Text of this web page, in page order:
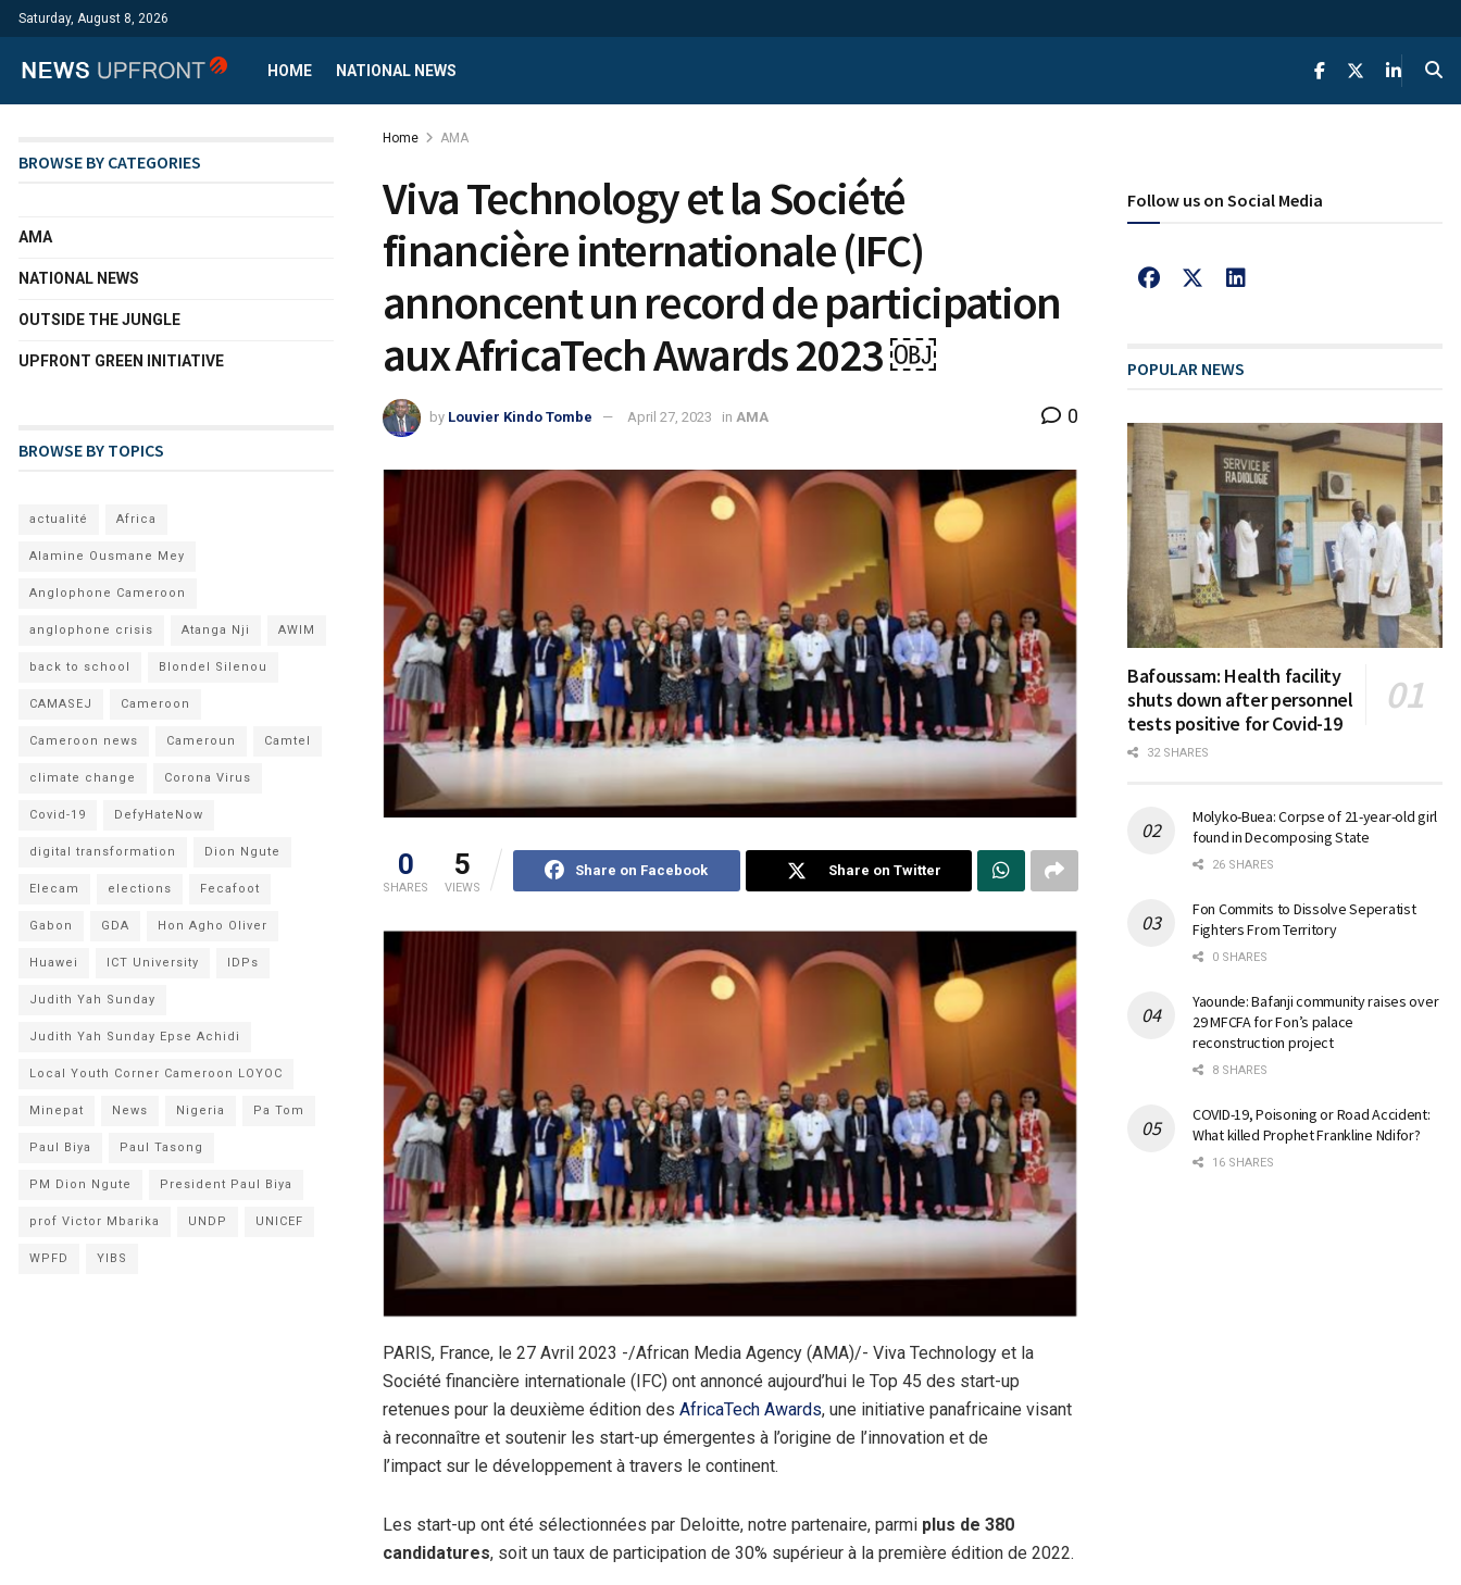
Saturday, August 8, 2026
HOME NATIONAL NEWS
Home AMA
Viva Technology et la Société
financière internationale (IFC)
annoncent un record de participation
aux AfricaTech Awards 2023 ￼
by Louvier Kindo Tombe April 27, 2023 in AMA 0
0
SHARES
5
VIEWS
Share on Facebook Share on Twitter
PARIS, France, le 27 Avril 2023 -/African Media Agency (AMA)/- Viva Technology et la
Société financière internationale (IFC) ont annoncé aujourd’hui le Top 45 des start-up
retenues pour la deuxième édition des AfricaTech Awards, une initiative panafricaine visant
à reconnaître et soutenir les start-up émergentes à l’origine de l’innovation et de
l’impact sur le développement à travers le continent.
Les start-up ont été sélectionnées par Deloitte, notre partenaire, parmi plus de 380
candidatures, soit un taux de participation de 30% supérieur à la première édition de 2022.
BROWSE BY CATEGORIES
AMA
NATIONAL NEWS
OUTSIDE THE JUNGLE
UPFRONT GREEN INITIATIVE
BROWSE BY TOPICS
actualité Africa
Alamine Ousmane Mey
Anglophone Cameroon
anglophone crisis Atanga Nji AWIM
back to school Blondel Silenou
CAMASEJ Cameroon
Cameroon news Cameroun Camtel
climate change Corona Virus
Covid-19 DefyHateNow
digital transformation Dion Ngute
Elecam elections Fecafoot
Gabon GDA Hon Agho Oliver
Huawei ICT University IDPs
Judith Yah Sunday
Judith Yah Sunday Epse Achidi
Local Youth Corner Cameroon LOYOC
Minepat News Nigeria Pa Tom
Paul Biya Paul Tasong
PM Dion Ngute President Paul Biya
prof Victor Mbarika UNDP UNICEF
WPFD YIBS
Follow us on Social Media
POPULAR NEWS
Bafoussam: Health facility
shuts down after personnel
tests positive for Covid-19
32 SHARES
Molyko-Buea: Corpse of 21-year-old girl
found in Decomposing State
26 SHARES
Fon Commits to Dissolve Seperatist
Fighters From Territory
0 SHARES
Yaounde: Bafanji community raises over
29 MFCFA for Fon’s palace
reconstruction project
8 SHARES
COVID-19, Poisoning or Road Accident:
What killed Prophet Frankline Ndifor?
16 SHARES